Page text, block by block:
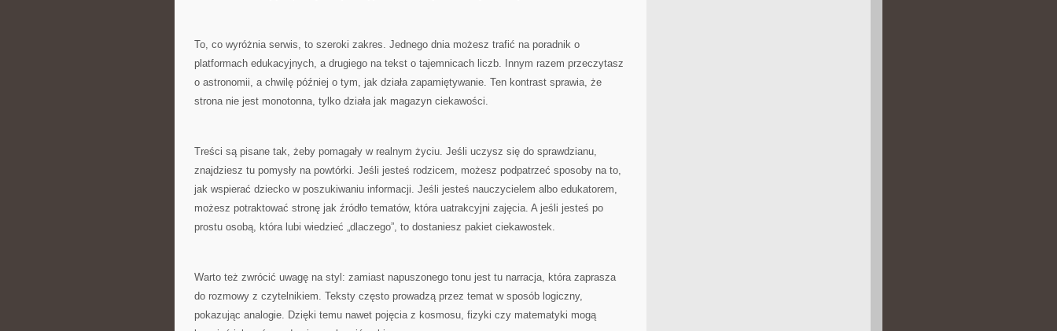
To, co wyróżnia serwis, to szeroki zakres. Jednego dnia możesz trafić na poradnik o
platformach edukacyjnych, a drugiego na tekst o tajemnicach liczb. Innym razem przeczytasz
o astronomii, a chwilę później o tym, jak działa zapamiętywanie. Ten kontrast sprawia, że
strona nie jest monotonna, tylko działa jak magazyn ciekawości.
Treści są pisane tak, żeby pomagały w realnym życiu. Jeśli uczysz się do sprawdzianu,
znajdziesz tu pomysły na powtórki. Jeśli jesteś rodzicem, możesz podpatrzeć sposoby na to,
jak wspierać dziecko w poszukiwaniu informacji. Jeśli jesteś nauczycielem albo edukatorem,
możesz potraktować stronę jak źródło tematów, która uatrakcyjni zajęcia. A jeśli jesteś po
prostu osobą, która lubi wiedzieć „dlaczego”, to dostaniesz pakiet ciekawostek.
Warto też zwrócić uwagę na styl: zamiast napuszonego tonu jest tu narracja, która zaprasza
do rozmowy z czytelnikiem. Teksty często prowadzą przez temat w sposób logiczny,
pokazując analogie. Dzięki temu nawet pojęcia z kosmosu, fizyki czy matematyki mogą